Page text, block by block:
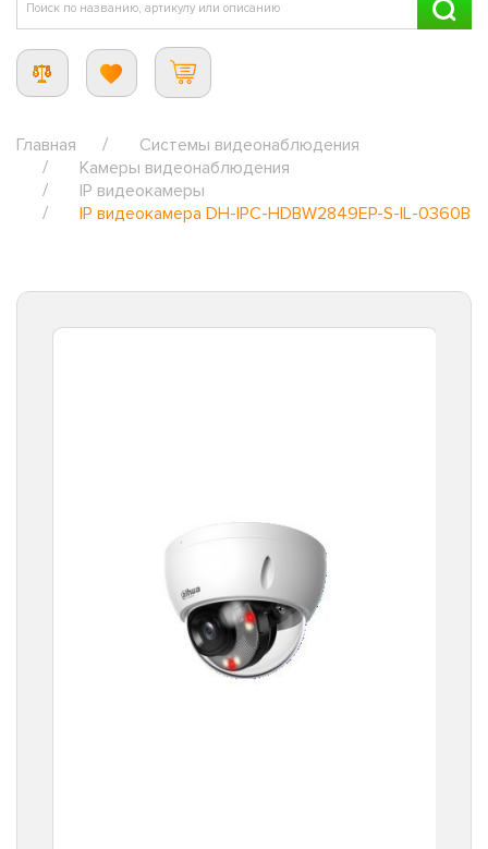
Главная
Системы видеонаблюдения
Камеры видеонаблюдения
IP видеокамеры
IP видеокамера DH-IPC-HDBW2849EP-S-IL-0360B